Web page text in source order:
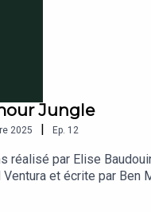
Jungle
2025 | Ep. 12
par Elise
et écrite par Ben